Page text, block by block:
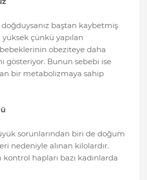
baştan kaybetmiş
çünkü yapılan
bebeklerinin obeziteye daha
gösteriyor. Bunun sebebi ise
bir metabolizmaya sahip
sorunlarından biri de doğum
nedeniyle alınan kilolardır.
hapları bazı kadınlarda